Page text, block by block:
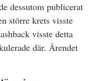
dessutom publicerat
större krets visste
visste detta
där. Ärendet